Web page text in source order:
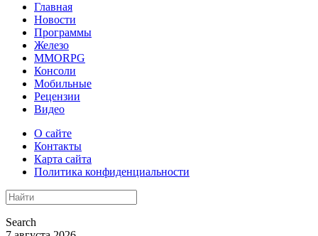
Главная
Новости
Программы
Железо
MMORPG
Консоли
Мобильные
Рецензии
Видео
О сайте
Контакты
Карта сайта
Политика конфиденциальности
Search